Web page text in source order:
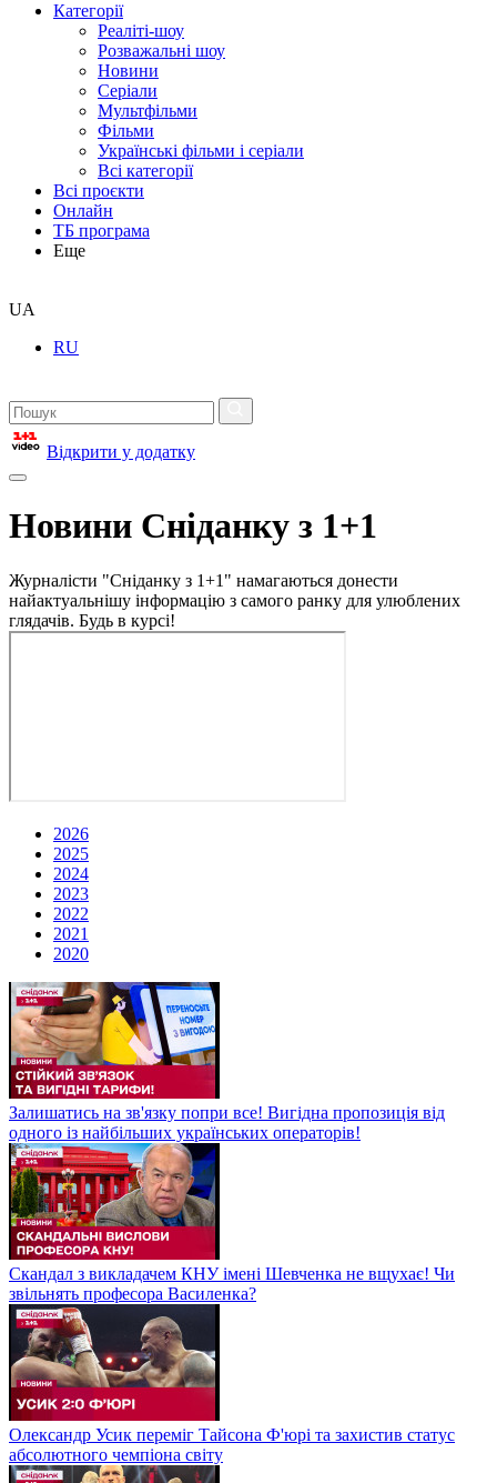
Категорії
Реаліті-шоу
Розважальні шоу
Новини
Серіали
Мультфільми
Фільми
Українські фільми і серіали
Всі категорії
Всі проєкти
Онлайн
ТБ програма
Еще
UA
RU
Відкрити у додатку
Новини Сніданку з 1+1
Журналісти "Сніданку з 1+1" намагаються донести
найактуальнішу інформацію з самого ранку для улюблених
глядачів. Будь в курсі!
2026
2025
2024
2023
2022
2021
2020
Залишатись на зв'язку попри все! Вигідна пропозиція від
одного із найбільших українських операторів!
Скандал з викладачем КНУ імені Шевченка не вщухає! Чи
звільнять професора Василенка?
Олександр Усик переміг Тайсона Ф'юрі та захистив статус
абсолютного чемпіона світу